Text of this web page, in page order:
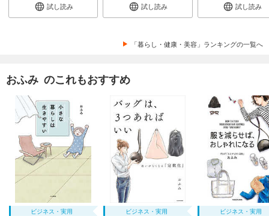
試し読み 試し読み 試し読み
「暮らし・健康・美容」ランキングの一覧へ
おふみ のこれもおすすめ
ビジネス・実用 ビジネス・実用 ビジネス・実用